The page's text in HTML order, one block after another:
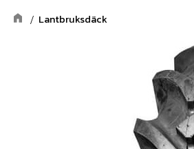
Lantbruksdäck